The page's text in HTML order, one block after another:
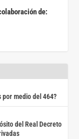
de:
medio del 464?
del Real Decreto